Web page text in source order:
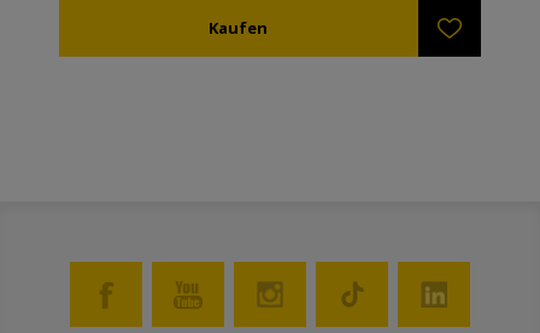
Transport. Für den Import können sie zwischen die
Rahmen gehangen werden, oder mit ihren speziellen